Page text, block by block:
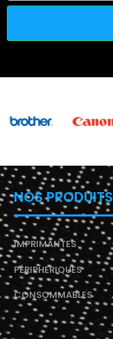
NOS PRODUITS
IMPRIMANTES
PÉRIPHERIQUES
CONSOMMABLES